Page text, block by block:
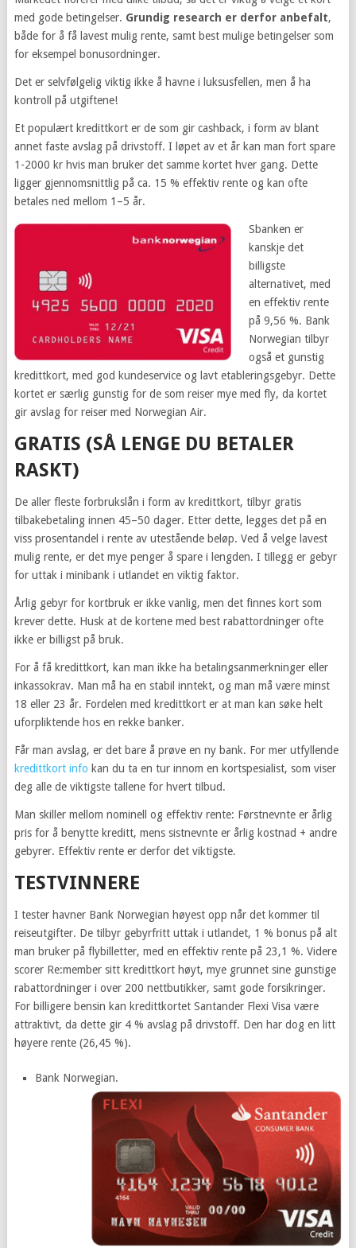
med gode betingelser. Grundig research er derfor anbefalt,
både for å få lavest mulig rente, samt best mulige betingelser som
for eksempel bonusordninger.
Det er selvfølgelig viktig ikke å havne i luksusfellen, men å ha
kontroll på utgiftene!
Et populært kredittkort er de som gir cashback, i form av blant
annet faste avslag på drivstoff. I løpet av et år kan man fort spare
1-2000 kr hvis man bruker det samme kortet hver gang. Dette
ligger gjennomsnittlig på ca. 15 % effektiv rente og kan ofte
betales ned mellom 1–5 år.
Sbanken er
kanskje det
billigste
alternativet, med
en effektiv rente
på 9,56 %. Bank
Norwegian tilbyr
også et gunstig
kredittkort, med god kundeservice og lavt etableringsgebyr. Dette
kortet er særlig gunstig for de som reiser mye med fly, da kortet
gir avslag for reiser med Norwegian Air.
GRATIS (SÅ LENGE DU BETALER
RASKT)
De aller fleste forbrukslån i form av kredittkort, tilbyr gratis
tilbakebetaling innen 45–50 dager. Etter dette, legges det på en
viss prosentandel i rente av utestående beløp. Ved å velge lavest
mulig rente, er det mye penger å spare i lengden. I tillegg er gebyr
for uttak i minibank i utlandet en viktig faktor.
Årlig gebyr for kortbruk er ikke vanlig, men det finnes kort som
krever dette. Husk at de kortene med best rabattordninger ofte
ikke er billigst på bruk.
For å få kredittkort, kan man ikke ha betalingsanmerkninger eller
inkassokrav. Man må ha en stabil inntekt, og man må være minst
18 eller 23 år. Fordelen med kredittkort er at man kan søke helt
uforpliktende hos en rekke banker.
Får man avslag, er det bare å prøve en ny bank. For mer utfyllende
kredittkort info kan du ta en tur innom en kortspesialist, som viser
deg alle de viktigste tallene for hvert tilbud.
Man skiller mellom nominell og effektiv rente: Førstnevnte er årlig
pris for å benytte kreditt, mens sistnevnte er årlig kostnad + andre
gebyrer. Effektiv rente er derfor det viktigste.
TESTVINNERE
I tester havner Bank Norwegian høyest opp når det kommer til
reiseutgifter. De tilbyr gebyrfritt uttak i utlandet, 1 % bonus på alt
man bruker på flybilletter, med en effektiv rente på 23,1 %. Videre
scorer Re:member sitt kredittkort høyt, mye grunnet sine gunstige
rabattordninger i over 200 nettbutikker, samt gode forsikringer.
For billigere bensin kan kredittkortet Santander Flexi Visa være
attraktivt, da dette gir 4 % avslag på drivstoff. Den har dog en litt
høyere rente (26,45 %).
Bank Norwegian.